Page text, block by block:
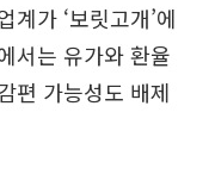
가 ‘보릿고개’에
서는 유가와 환율
편 가능성도 배제